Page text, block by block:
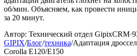
об/мин. Объясняем, как провести
за 20 минут.
Автор: Технический отдел GipixCRM·
GIPIX/Блог/техника/Адаптация
Corolla E120/E150